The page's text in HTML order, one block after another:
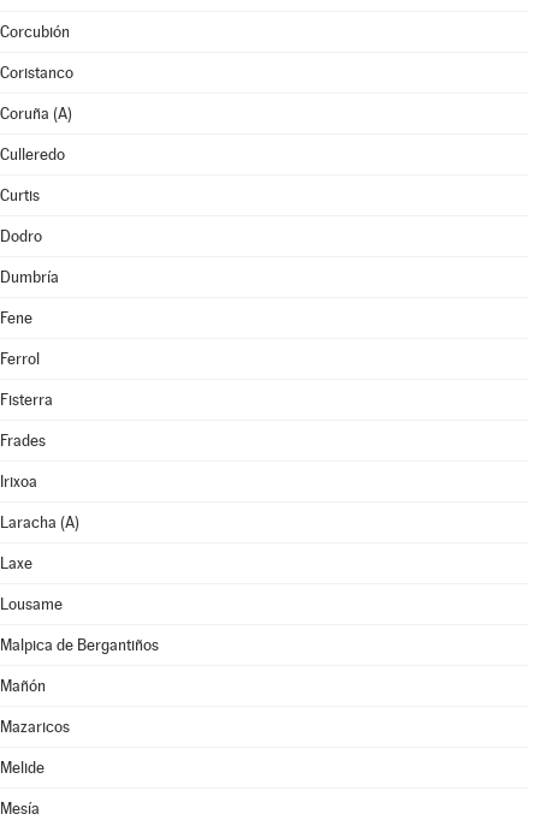
Corcubión
Coristanco
Coruña (A)
Culleredo
Curtis
Dodro
Dumbría
Fene
Ferrol
Fisterra
Frades
Irixoa
Laracha (A)
Laxe
Lousame
Malpica de Bergantiños
Mañón
Mazaricos
Melide
Mesía